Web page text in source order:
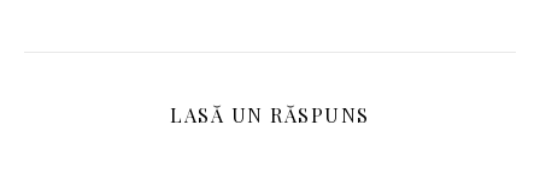
LASĂ UN RĂSPUNS